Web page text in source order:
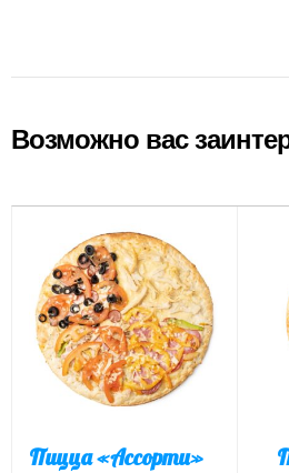
Возможно вас
Пицца «Ассорти»